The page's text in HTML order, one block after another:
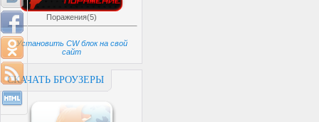
Поражения(5)
Установить CW блок на свой
сайт
СКАЧАТЬ БРОУЗЕРЫ